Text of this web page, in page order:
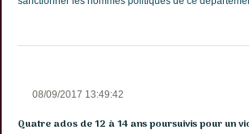
08/09/2017 13:49:42
Quatre ados de 12 à 14 ans poursuivis pour un